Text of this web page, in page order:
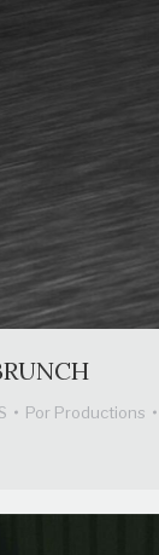
Por Productions